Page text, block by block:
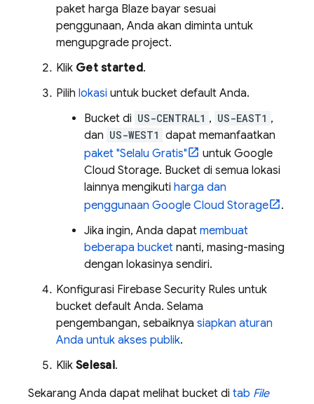
paket harga Blaze bayar sesuai
penggunaan, Anda akan diminta untuk
mengupgrade project.
Klik Get started.
Pilih lokasi untuk bucket default Anda.
Bucket di US-CENTRAL1 , US-EAST1 ,
dan US-WEST1 dapat memanfaatkan
paket "Selalu Gratis"
untuk Google
Cloud Storage. Bucket di semua lokasi
lainnya mengikuti harga dan
penggunaan Google Cloud Storage
.
Jika ingin, Anda dapat membuat
beberapa bucket nanti, masing-masing
dengan lokasinya sendiri.
Konfigurasi Firebase Security Rules untuk
bucket default Anda. Selama
pengembangan, sebaiknya siapkan aturan
Anda untuk akses publik.
Klik Selesai.
Sekarang Anda dapat melihat bucket di tab File